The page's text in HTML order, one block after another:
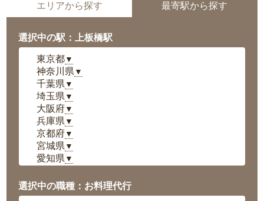
エリアから探す 最寄駅から探す
選択中の駅：上板橋駅
東京都▼
神奈川県 ▼
千葉県 ▼
埼玉県 ▼
大阪府▼
兵庫県 ▼
京都府▼
宮城県 ▼
愛知県 ▼
岡山県▼
広島県▼
選択中の職種：お料理代行